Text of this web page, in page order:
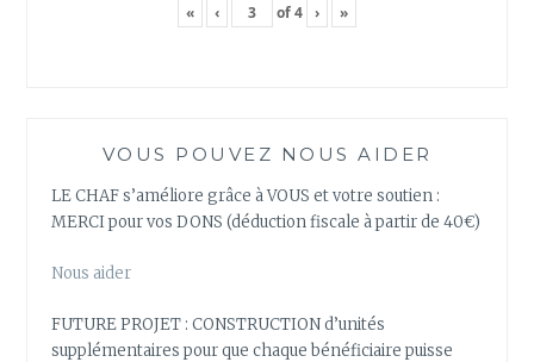
« ‹ of4 › »
VOUS POUVEZ NOUS AIDER
LE CHAF s’améliore grâce à VOUS et votre soutien :
MERCI pour vos DONS (déduction fiscale à partir de 40€)
Nous aider
FUTURE PROJET : CONSTRUCTION d’unités
supplémentaires pour que chaque bénéficiaire puisse